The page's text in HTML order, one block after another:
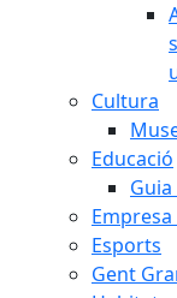
Cultura
Educació
Esports
Gent